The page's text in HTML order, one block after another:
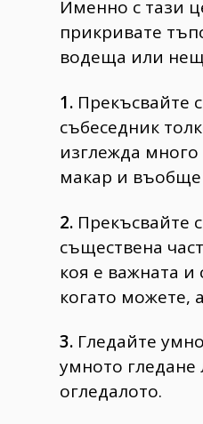
Именно с тази
прикривате
водеща или
1. Прекъсвайте
събеседник
изглежда
макар и въобще
2. Прекъсвайте
съществена
коя е важната
когато можете,
3. Гледайте
умното гледане
огледалото.